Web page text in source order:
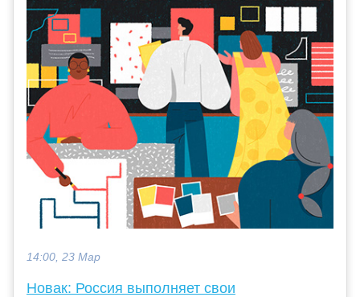
14:00, 23 Мар
Новак: Россия выполняет свои